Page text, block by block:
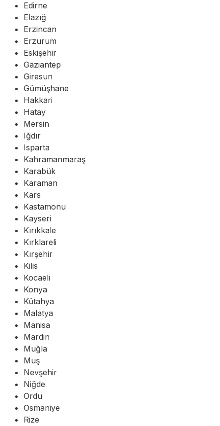
Edirne
Elazığ
Erzincan
Erzurum
Eskişehir
Gaziantep
Giresun
Gümüşhane
Hakkari
Hatay
Mersin
Iğdır
Isparta
Kahramanmaraş
Karabük
Karaman
Kars
Kastamonu
Kayseri
Kırıkkale
Kırklareli
Kırşehir
Kilis
Kocaeli
Konya
Kütahya
Malatya
Manisa
Mardin
Muğla
Muş
Nevşehir
Niğde
Ordu
Osmaniye
Rize